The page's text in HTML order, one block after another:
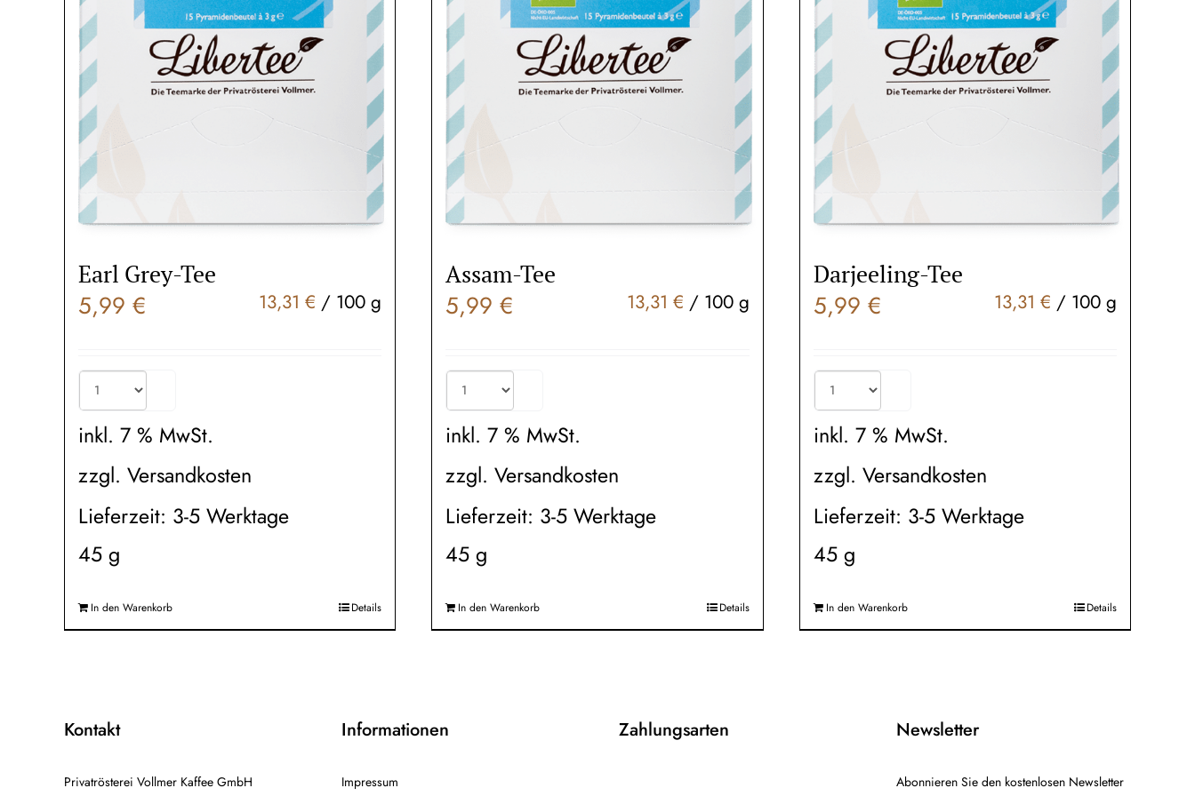
Earl Grey-Tee
5,99 € 13,31€ / 100 g
inkl. 7 % MwSt.
zzgl. Versandkosten
Lieferzeit: 3-5 Werktage
45 g
In den Warenkorb Details
Assam-Tee
5,99€ 13,31 € / 100 g
inkl. 7 % MwSt.
zzgl.Versandkosten
Lieferzeit: 3-5 Werktage
45g
In den Warenkorb Details
Darjeeling-Tee
5,99 € 13,31 € / 100 g
inkl. 7 % MwSt.
zzgl. Versandkosten
Lieferzeit: 3-5 Werktage
45 g
In den Warenkorb Details
Kontakt
Privatrösterei Vollmer Kaffee GmbH
Informationen
Impressum
Zahlungsarten Newsletter
Abonnieren Sie den kostenlosen Newsletter